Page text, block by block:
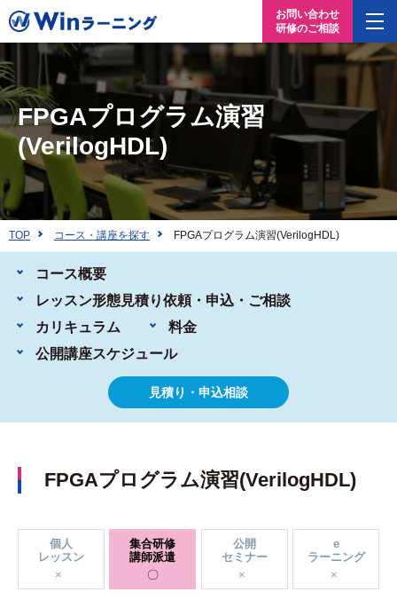
お問い合わせ
研修のご相談
FPGAプログラム演習
(VerilogHDL)
TOP コース・講座を探す FPGAプログラム演習(VerilogHDL)
コース概要
レッスン形態見積り依頼・申込・ご相談
カリキュラム
料金
公開講座スケジュール
見積り・申込相談
FPGAプログラム演習(VerilogHDL)
個人
レッスン
集合研修
講師派遣
公開
セミナー
e
ラーニング